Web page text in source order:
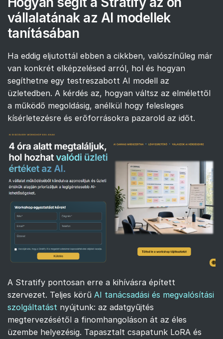
vállalatának az AI modellek
tanításában
Ha eddig eljutottál ebben a cikkben, valószínűleg már
van konkrét elképzelésed arról, hol és hogyan
segíthetne egy testreszabott AI modell az
üzletedben. A kérdés az, hogyan váltsz az elmélettől
a működő megoldásig, anélkül hogy felesleges
kísérletezésre és erőforrásokra pazarold az időt.
A Stratify pontosan erre a kihívásra épített
szervezet. Teljes körű AI tanácsadási és megvalósítási
szolgáltatást nyújtunk: az adatgyűjtés
megtervezésétől a finomhangoláson át az éles
üzembe helyezésig. Tapasztalt csapatunk LoRA és